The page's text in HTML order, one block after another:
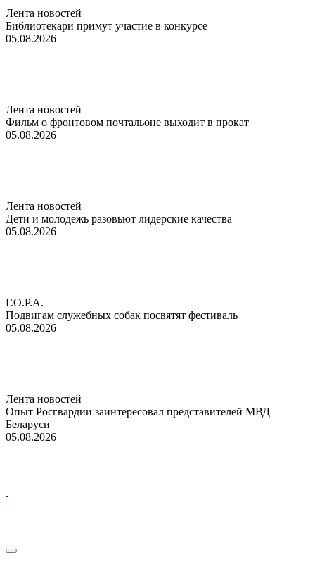
Лента новостей
Библиотекари примут участие в конкурсе
05.08.2026
Лента новостей
Фильм о фронтовом почтальоне выходит в прокат
05.08.2026
Лента новостей
Дети и молодежь разовьют лидерские качества
05.08.2026
Г.О.Р.А.
Подвигам служебных собак посвятят фестиваль
05.08.2026
Лента новостей
Опыт Росгвардии заинтересовал представителей МВД
Беларуси
05.08.2026